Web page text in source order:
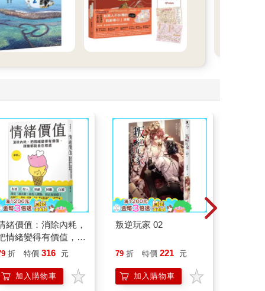
緒價值：消除內耗，
情緒變得有價值，跟
都能自在相處
折 特價 316 元
加入購物車
叛逆玩家 02
79 折 特價 221 元
加入購物車